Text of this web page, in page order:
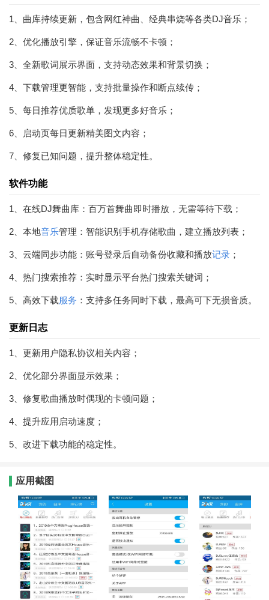
1、曲库持续更新，包含网红神曲、经典串烧等各类DJ音乐；
2、优化播放引擎，保证音乐流畅不卡顿；
3、全新歌词展示界面，支持动态效果和背景切换；
4、下载管理更智能，支持批量操作和断点续传；
5、每日推荐优质歌单，发现更多好音乐；
6、启动页每日更新精美图文内容；
7、修复已知问题，提升整体稳定性。
软件功能
1、在线DJ舞曲库：百万首舞曲即时播放，无需等待下载；
2、本地音乐管理：智能识别手机存储歌曲，建立播放列表；
3、云端同步功能：账号登录后自动备份收藏和播放记录 ；
4、热门搜索推荐：实时显示平台热门搜索关键词；
5、高效下载服务 ：支持多任务同时下载，最高可下无损音质。
更新日志
1、更新用户隐私协议相关内容；
2、优化部分界面显示效果；
3、修复歌曲播放时偶现的卡顿问题；
4、提升应用启动速度；
5、改进下载功能的稳定性。
应用截图